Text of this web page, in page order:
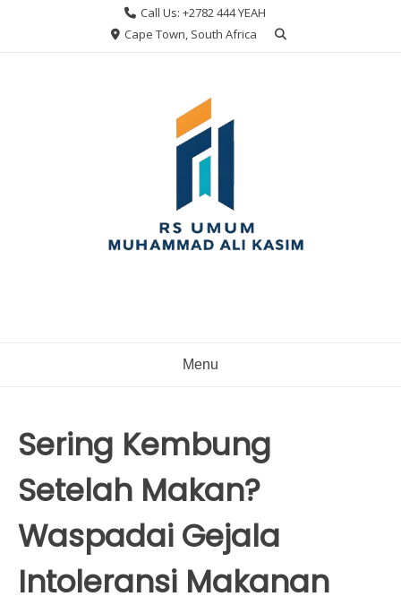
Call Us: +2782 444 YEAH
Cape Town, South Africa
Menu
Sering Kembung
Setelah Makan?
Waspadai Gejala
Intoleransi Makanan